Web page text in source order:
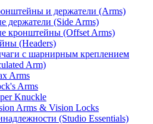
и держатели (Arms)
держатели (Side Arms)
кронштейны (Offset Arms)
(Headers)
с шарнирным креплением
Arm)
Arms
Arms
Knuckle
Arms & Vision Locks
(Studio Essentials)